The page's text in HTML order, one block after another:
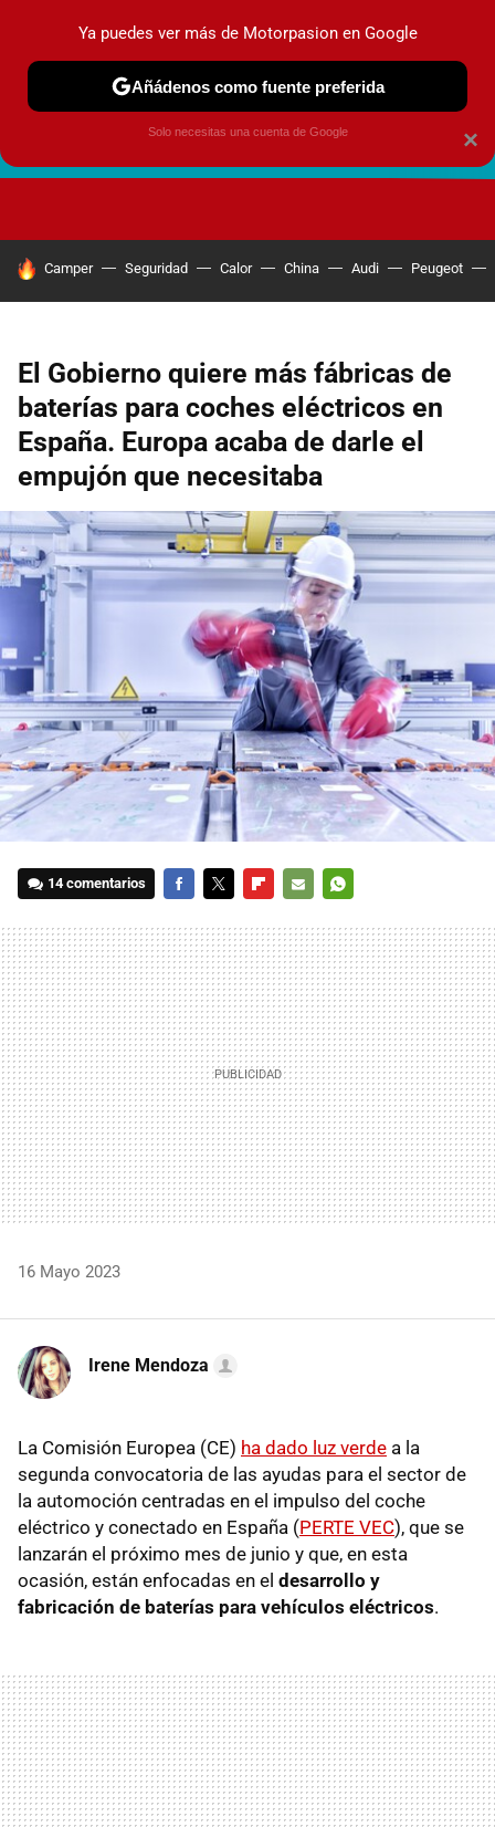
HOY SE HABLA DE
Camper Seguridad Calor China Audi Peugeot
El Gobierno quiere más fábricas de
baterías para coches eléctricos en
España. Europa acaba de darle el
empujón que necesitaba
14 comentarios
MAIL
16 Mayo 2023
Irene Mendoza
La Comisión Europea (CE) ha dado luz verde a la
segunda convocatoria de las ayudas para el sector de
la automoción centradas en el impulso del coche
eléctrico y conectado en España (PERTE VEC), que se
lanzarán el próximo mes de junio y que, en esta
ocasión, están enfocadas en el desarrollo y
fabricación de baterías para vehículos eléctricos.
×
Ya puedes ver más de Motorpasion en Google
Añádenos como fuente preferida
Solo necesitas una cuenta de Google